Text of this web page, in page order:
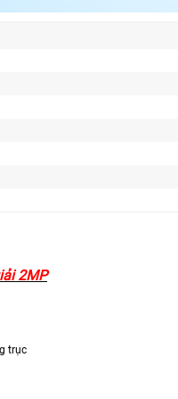
2MP
trục